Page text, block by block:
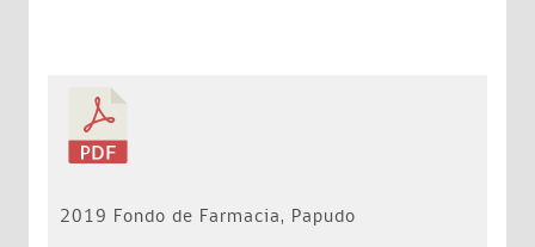
2019 Fondo de Farmacia, Papudo